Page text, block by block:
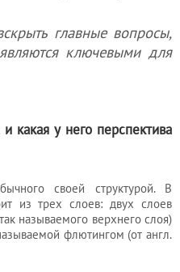
главные вопросы,
ключевыми для
какая у него перспектива
своей структурой. В
из трех слоев: двух слоев
называемого верхнего слоя)
флютингом (от англ.